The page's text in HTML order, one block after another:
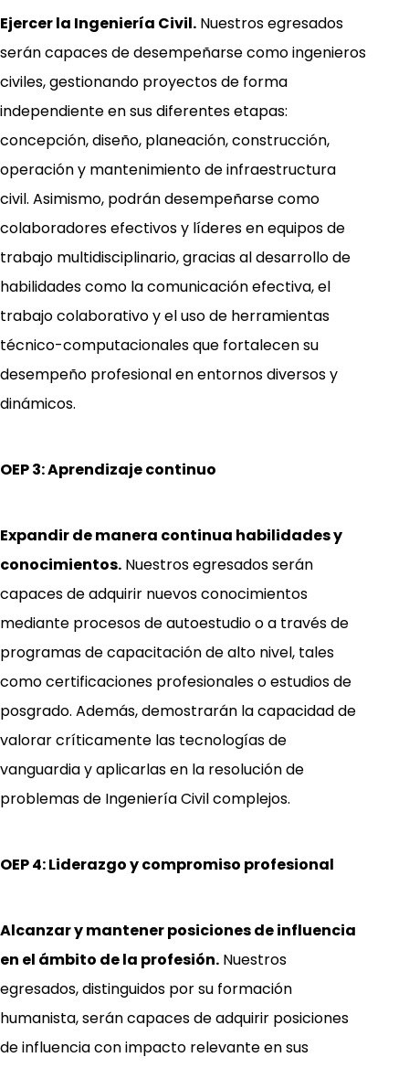
Ejercer la Ingeniería Civil. Nuestros egresados
serán capaces de desempeñarse como ingenieros
civiles, gestionando proyectos de forma
independiente en sus diferentes etapas:
concepción, diseño, planeación, construcción,
operación y mantenimiento de infraestructura
civil. Asimismo, podrán desempeñarse como
colaboradores efectivos y líderes en equipos de
trabajo multidisciplinario, gracias al desarrollo de
habilidades como la comunicación efectiva, el
trabajo colaborativo y el uso de herramientas
técnico-computacionales que fortalecen su
desempeño profesional en entornos diversos y
dinámicos.
OEP 3: Aprendizaje continuo
Expandir de manera continua habilidades y
conocimientos. Nuestros egresados serán
capaces de adquirir nuevos conocimientos
mediante procesos de autoestudio o a través de
programas de capacitación de alto nivel, tales
como certificaciones profesionales o estudios de
posgrado. Además, demostrarán la capacidad de
valorar críticamente las tecnologías de
vanguardia y aplicarlas en la resolución de
problemas de Ingeniería Civil complejos.
OEP 4: Liderazgo y compromiso profesional
Alcanzar y mantener posiciones de influencia
en el ámbito de la profesión. Nuestros
egresados, distinguidos por su formación
humanista, serán capaces de adquirir posiciones
de influencia con impacto relevante en sus